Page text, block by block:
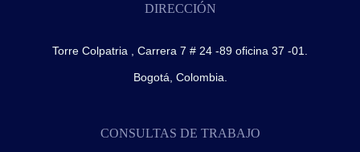
DIRECCIÓN
Torre Colpatria , Carrera 7 # 24 -89 oficina 37 -01.
Bogotá, Colombia.
CONSULTAS DE TRABAJO